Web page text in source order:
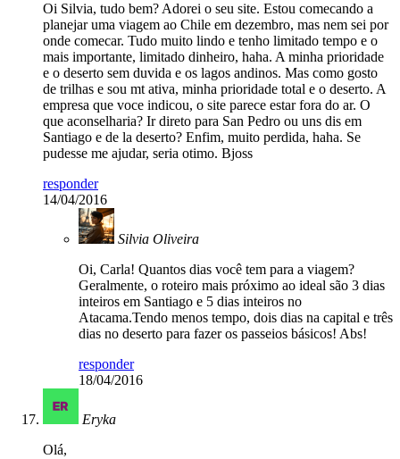
Oi Silvia, tudo bem? Adorei o seu site. Estou comecando a
planejar uma viagem ao Chile em dezembro, mas nem sei por
onde comecar. Tudo muito lindo e tenho limitado tempo e o
mais importante, limitado dinheiro, haha. A minha prioridade
e o deserto sem duvida e os lagos andinos. Mas como gosto
de trilhas e sou mt ativa, minha prioridade total e o deserto. A
empresa que voce indicou, o site parece estar fora do ar. O
que aconselharia? Ir direto para San Pedro ou uns dis em
Santiago e de la deserto? Enfim, muito perdida, haha. Se
pudesse me ajudar, seria otimo. Bjoss
responder
14/04/2016
Silvia Oliveira
Oi, Carla! Quantos dias você tem para a viagem?
Geralmente, o roteiro mais próximo ao ideal são 3 dias
inteiros em Santiago e 5 dias inteiros no
Atacama.Tendo menos tempo, dois dias na capital e três
dias no deserto para fazer os passeios básicos! Abs!
responder
18/04/2016
Eryka
Olá,